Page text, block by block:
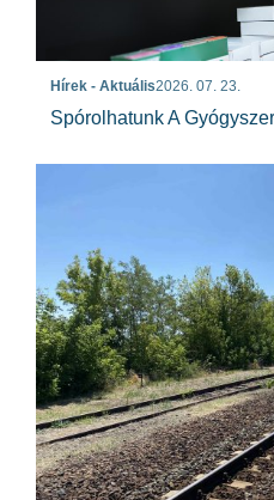
Hírek - Aktuális2026. 07. 23.
Spórolhatunk A